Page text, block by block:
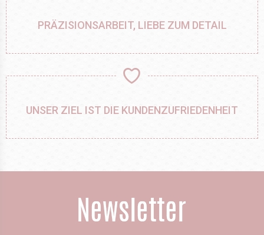
PRÄZISIONSARBEIT, LIEBE ZUM DETAIL
UNSER ZIEL IST DIE KUNDENZUFRIEDENHEIT